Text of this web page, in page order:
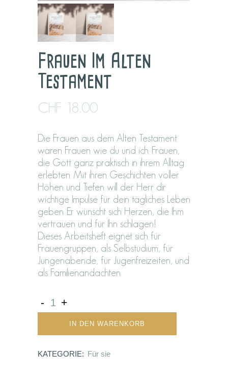
Frauen Im Alten
Testament
CHF 18.00
Die Frauen aus dem Alten Testament
waren Frauen wie du und ich. Frauen,
die Gott ganz praktisch in ihrem Alltag
erlebten. Mit ihren Geschichten voller
Höhen und Tiefen will der Herr dir
wichtige Impulse für dein tägliches Leben
geben. Er wünscht sich Herzen, die Ihm
vertrauen und für Ihn schlagen!
Dieses Arbeitsheft eignet sich für
Frauengruppen, als Selbstudium, für
Jungenabende, für Jugenfreizeiten, und
als Familienandachten.
IN DEN WARENKORB
KATEGORIE: Für sie